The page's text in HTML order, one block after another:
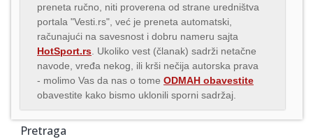
preneta ručno, niti proverena od strane uredništva
portala "Vesti.rs", već je preneta automatski,
računajući na savesnost i dobru nameru sajta
HotSport.rs . Ukoliko vest (članak) sadrži netačne
navode, vređa nekog, ili krši nečija autorska prava
- molimo Vas da nas o tome ODMAH obavestite
obavestite kako bismo uklonili sporni sadržaj.
Pretraga